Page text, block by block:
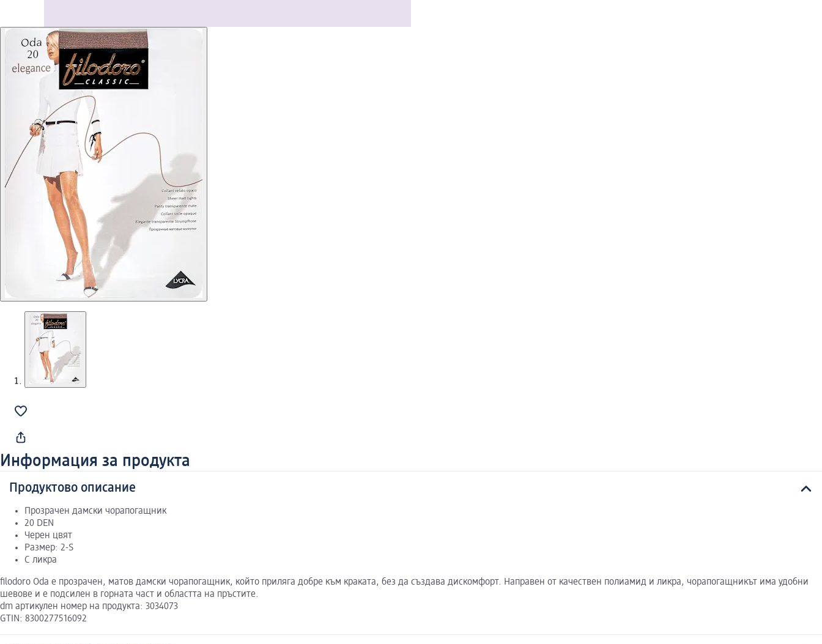
Информация за продукта
Продуктово описание
Прозрачен дамски чорапогащник
20 DEN
Черен цвят
Размер: 2-S
С ликра
filodoro Oda e прозрачен, матов дамски чорапогащник, който приляга добре към краката, без да създава дискомфорт. Направен от качествен полиамид и ликра, чорапогащникът има удобни
шевове и е подсилен в горната част и областта на пръстите.
dm артикулен номер на продукта: 3034073
GTIN: 8300277516092